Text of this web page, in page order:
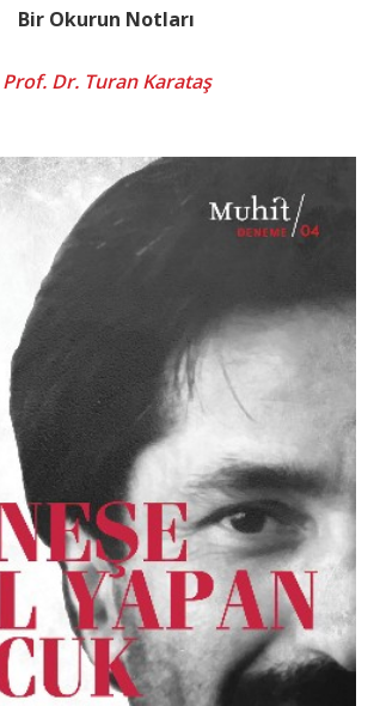
Bir Okurun Notları
Prof. Dr. Turan Karataş